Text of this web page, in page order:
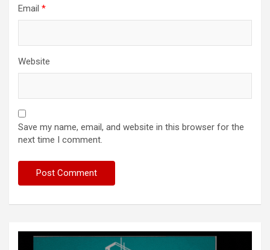
Email *
Website
Save my name, email, and website in this browser for the
next time I comment.